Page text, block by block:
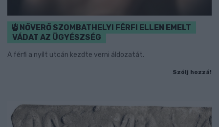
NŐVERŐ SZOMBATHELYI FÉRFI ELLEN EMELT
VÁDAT AZ ÜGYÉSZSÉG
A férfi a nyílt utcán kezdte verni áldozatát.
Szólj hozzá!